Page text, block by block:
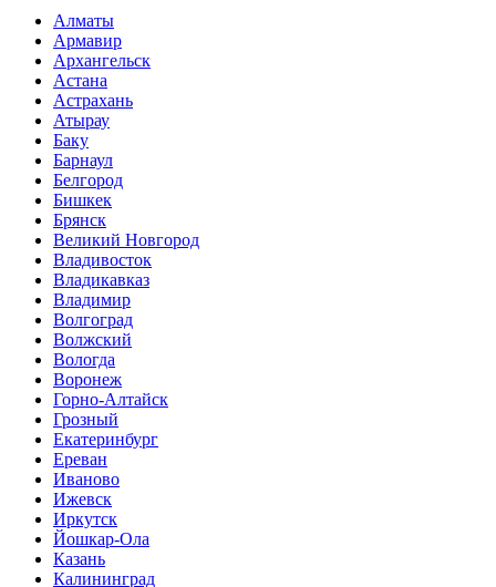
Алматы
Армавир
Архангельск
Астана
Астрахань
Атырау
Баку
Барнаул
Белгород
Бишкек
Брянск
Великий Новгород
Владивосток
Владикавказ
Владимир
Волгоград
Волжский
Вологда
Воронеж
Горно-Алтайск
Грозный
Екатеринбург
Ереван
Иваново
Ижевск
Иркутск
Йошкар-Ола
Казань
Калининград